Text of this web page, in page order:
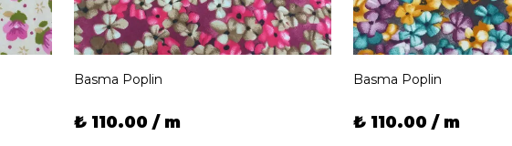
Basma Poplin
₺ 110.00 / m
Basma Poplin
₺ 110.00 / m